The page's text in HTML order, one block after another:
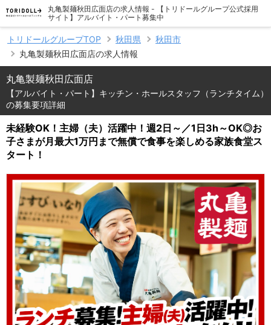
丸亀製麺秋田広面店の求人情報 - 【トリドールグループ公式採用
サイト】アルバイト・パート募集中
トリドールグループTOP 秋田県
秋田市
丸亀製麺秋田広面店の求人情報
丸亀製麺秋田広面店
【アルバイト・パート】キッチン・ホールスタッフ（ランチタイム）
の募集要項詳細
未経験OK！主婦（夫）活躍中！週2日～／1日3h～OK◎お
子さまが月最大1万円まで無償で食事を楽しめる家族食堂ス
タート！